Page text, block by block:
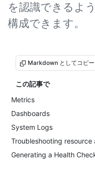
を認識できるよ
構成できます。
Markdown としてコピー
この記事で
Metrics
Dashboards
System Logs
Troubleshooting
Generating a Health